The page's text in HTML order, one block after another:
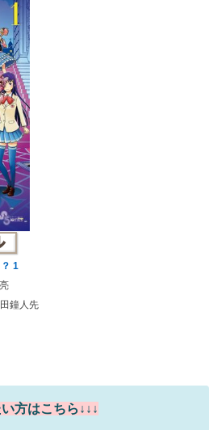
1
鐘人先
方はこちら↓↓↓